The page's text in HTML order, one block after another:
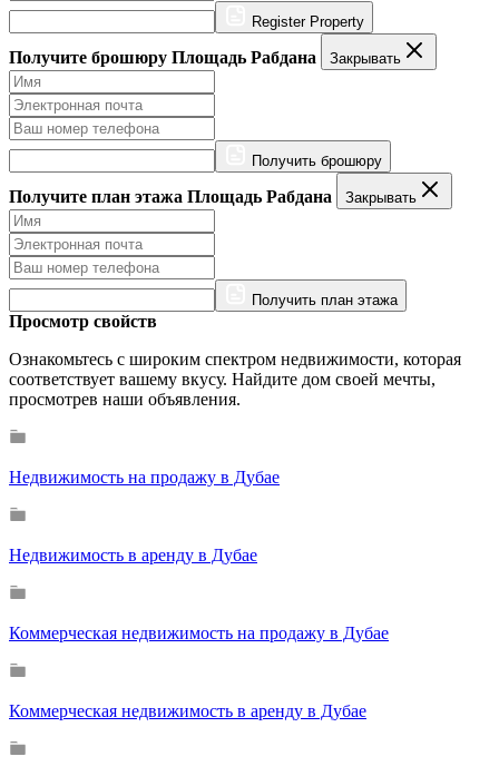
Register Property
Получите брошюру Площадь Рабдана Закрывать
Получить брошюру
Получите план этажа Площадь Рабдана Закрывать
Получить план этажа
Просмотр свойств
Ознакомьтесь с широким спектром недвижимости, которая
соответствует вашему вкусу. Найдите дом своей мечты,
просмотрев наши объявления.
Недвижимость на продажу в Дубае
Недвижимость в аренду в Дубае
Коммерческая недвижимость на продажу в Дубае
Коммерческая недвижимость в аренду в Дубае